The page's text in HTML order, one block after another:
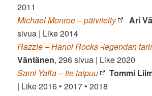
2011
Michael Monroe – päivitetty
Ari
sivua | Like 2014
Razzle – Hanoi Rocks -legendan
Väntänen, 296 sivua | Like 2020
Sami Yaffa – tie taipuu
Tommi
| Like 2016 • 2017 • 2018